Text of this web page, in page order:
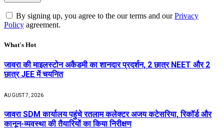
By signing up, you agree to the our terms and ourPrivacy
Policy agreement.
What's Hot
जावरा की माइलस्टोन अकैडमी का शानदार प्रदर्शन, 2 छात्र NEET और 2
छात्र JEE में चयनित
AUGUST 7, 2026
जावरा SDM कार्यालय पहुंचे रतलाम कलेक्टर अजय कटेसरिया, रिकॉर्ड और
कानून-व्यवस्था की तैयारियों का किया निरीक्षण